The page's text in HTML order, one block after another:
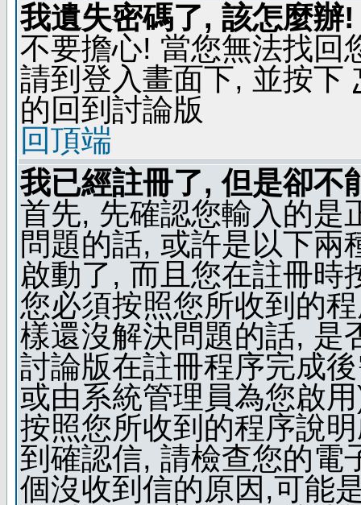
我遺失密碼了, 該怎麼辦!
不要擔心! 當您無法找回
請到登入畫面下, 並按下
的回到討論版
回頂端
我已經註冊了, 但是卻不
首先, 先確認您輸入的是
問題的話, 或許是以下兩
啟動了, 而且您在註冊時
您必須按照您所收到的
樣還沒解決問題的話, 是
討論版在註冊程序完成
或由系統管理員為您啟
按照您所收到的程序說
到確認信, 請檢查您的電
個沒收到信的原因,可能